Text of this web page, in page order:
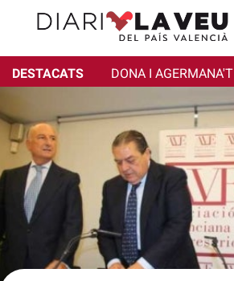
DESTACATS DONA I AGERMANA'T